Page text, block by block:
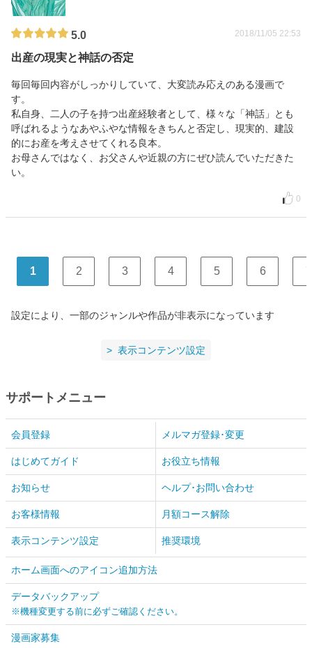
5.0 2018/11/05 22:53
出産の現実と神話の否定
毎回毎回内容がしっかりしていて、大変読み応えのある漫画で
す。
私自身、二人の子を持つ出産経験者として、様々な「神話」とも
呼ばれるようなあやふやな情報をきちんと否定し、現実的、建設
的にお産を考えさせてくれる良本。
お母さんではなく、お父さんや近親の方にぜひ読んでいただきた
い。
0
1 2 3 4 5 6 7
設定により、一部のジャンルや作品が非表示になっています
表示コンテンツ設定
サポートメニュー
会員登録 メルマガ登録･変更
はじめてガイド お役立ち情報
お知らせ ヘルプ･お問い合わせ
お客様情報 月額コース解除
表示コンテンツ設定 推奨環境
ホーム画面へのアイコン追加方法
データバックアップ
※機種変更する前に必ずご確認ください。
漫画家募集